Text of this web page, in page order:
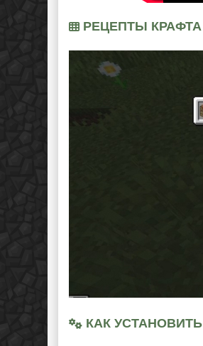
РЕЦЕПТЫ КРАФТА
КАК УСТАНОВИТЬ